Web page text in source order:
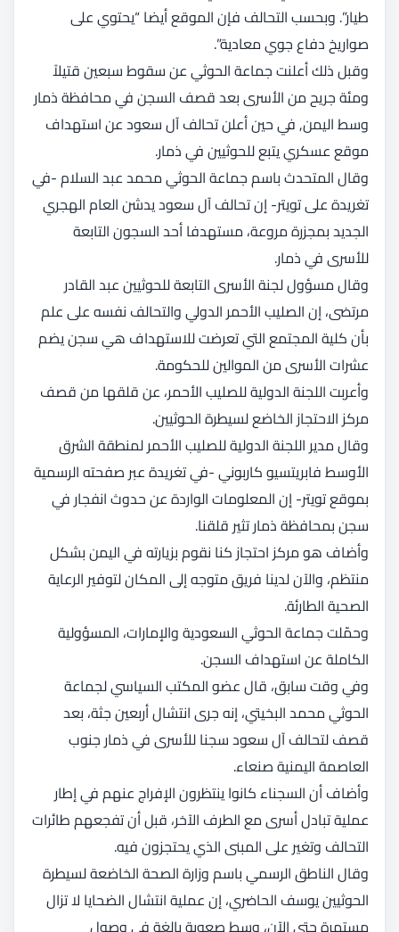
طيار”. وبحسب التحالف فإن الموقع أيضا “يحتوي على
صواريخ دفاع جوي معادية”.
وقبل ذلك أعلنت جماعة الحوثي عن سقوط سبعين قتيلاً
ومئة جريح من الأسرى بعد قصف السجن في محافظة ذمار
وسط اليمن, في حين أعلن تحالف آل سعود عن استهداف
موقع عسكري يتبع للحوثيين في ذمار.
وقال المتحدث باسم جماعة الحوثي محمد عبد السلام -في
تغريدة على تويتر- إن تحالف آل سعود يدشن العام الهجري
الجديد بمجزرة مروعة، مستهدفا أحد السجون التابعة
للأسرى في ذمار.
وقال مسؤول لجنة الأسرى التابعة للحوثيين عبد القادر
مرتضى، إن الصليب الأحمر الدولي والتحالف نفسه على علم
بأن كلية المجتمع التي تعرضت للاستهداف هي سجن يضم
عشرات الأسرى من الموالين للحكومة.
وأعربت اللجنة الدولية للصليب الأحمر، عن قلقها من قصف
مركز الاحتجاز الخاضع لسيطرة الحوثيين.
وقال مدير اللجنة الدولية للصليب الأحمر لمنطقة الشرق
الأوسط فابريتسيو كاربوني -في تغريدة عبر صفحته الرسمية
بموقع تويتر- إن المعلومات الواردة عن حدوث انفجار في
سجن بمحافظة ذمار تثير قلقنا.
وأضاف هو مركز احتجاز كنا نقوم بزيارته في ‎اليمن بشكل
منتظم، والآن لدينا فريق متوجه إلى المكان لتوفير الرعاية
الصحية الطارئة.
وحمّلت جماعة الحوثي السعودية والإمارات، المسؤولية
الكاملة عن استهداف السجن.
وفي وقت سابق، قال عضو المكتب السياسي لجماعة
الحوثي محمد البخيتي، إنه جرى انتشال أربعين جثة، بعد
قصف لتحالف آل سعود سجنا للأسرى في ذمار جنوب
العاصمة اليمنية صنعاء.
وأضاف أن السجناء كانوا ينتظرون الإفراج عنهم في إطار
عملية تبادل أسرى مع الطرف الآخر، قبل أن تفجعهم طائرات
التحالف وتغير على المبنى الذي يحتجزون فيه.
وقال الناطق الرسمي باسم وزارة الصحة الخاضعة لسيطرة
الحوثيين يوسف الحاضري، إن عملية انتشال الضحايا لا تزال
مستمرة حتى الآن، وسط صعوبة بالغة في وصول